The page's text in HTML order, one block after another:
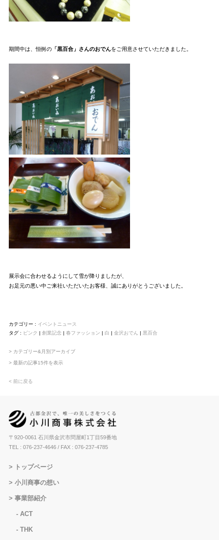
期間中は、恒例の「黒百合」さんのおでんをご用意させていただきました。
展示会に合わせるようにして雪が降りましたが、
お足元の悪い中ご来社いただいたお客様、誠にありがとうございました。
カテゴリー : イベントニュース
タグ : ピンク | 創業記念| 春ファッション | 白 | 金沢おでん | 黒百合
> カテゴリー&月別アーカイブ
> 最新の記事15件を表示
< 前に戻る
〒920-0061 石川県金沢市問屋町1丁目59番地
TEL : 076-237-4646/ FAX : 076-237-4785
トップページ
小川商事の想い
事業部紹介
ACT
THK